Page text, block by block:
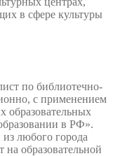
в сфере культуры
по библиотечно-
с применением
образовательных
в РФ».
любого города
образовательной